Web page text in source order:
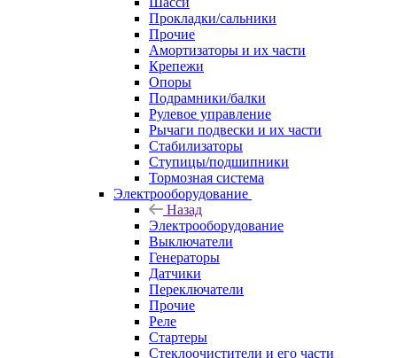
Прокладки/сальники
Прочие
Амортизаторы и их части
Крепежи
Опоры
Подрамники/балки
Рулевое управление
Рычаги подвески и их части
Стабилизаторы
Ступицы/подшипники
Тормозная система
Электрооборудование
Назад
Электрооборудование
Выключатели
Генераторы
Датчики
Переключатели
Прочие
Реле
Стартеры
Стеклоочистители и его части